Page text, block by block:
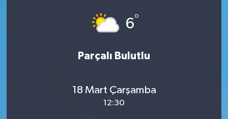
6°
Parçalı Bulutlu
18 Mart Çarşamba
12:30